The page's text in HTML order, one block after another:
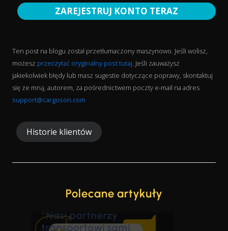
ZAREJESTRUJ KONTO TERAZ
Ten post na blogu został przetłumaczony maszynowo. Jeśli wolisz,
możesz przeczytać oryginalny post tutaj. Jeśli zauważysz
jakiekolwiek błędy lub masz sugestie dotyczące poprawy, skontaktuj
się ze mną, autorem, za pośrednictwem poczty e-mail na adres
support@cargoson.com
Historie klientów
Polecane artykuły